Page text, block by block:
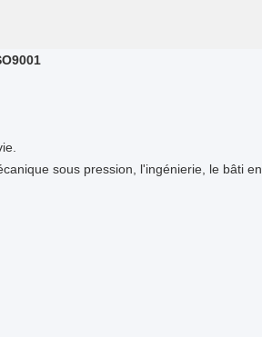
sous pression, l'ingénierie, le bâti en